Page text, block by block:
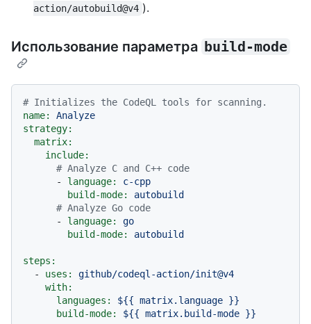
action/autobuild@v4 ).
Использование параметра build-mode
# Initializes the CodeQL tools for scanning.
name:
Analyze
strategy:
matrix:
include:
# Analyze C and C++ code
-
language:
c-cpp
build-mode:
autobuild
# Analyze Go code
-
language:
go
build-mode:
autobuild
steps:
-
uses:
github/codeql-action/init@v4
with:
languages:
${{ matrix.language }}
build-mode:
${{ matrix.build-mode }}